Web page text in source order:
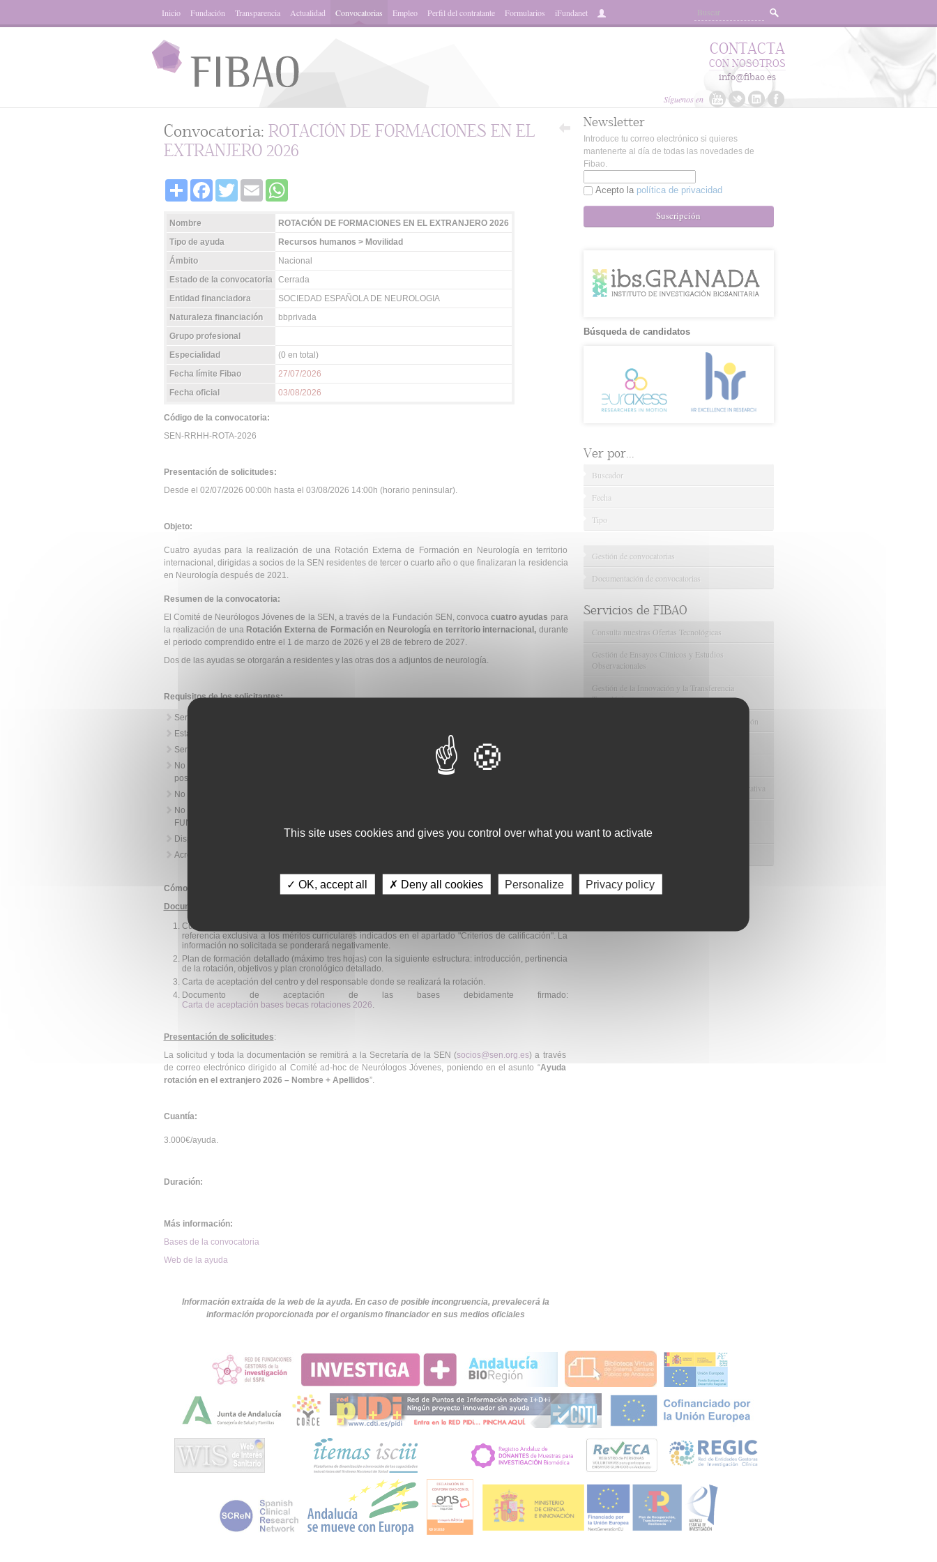
Inicio Fundación Transparencia Actualidad Convocatorias Empleo Perfil del contratante Formularios iFundanet
Síguenos en
CONTACTA
CON NOSOTROS
info@fibao.es
Convocatoria: ROTACIÓN DE FORMACIONES EN EL
EXTRANJERO 2026
Share FacebookTwitter Email
Nombre
ROTACIÓN DE FORMACIONES EN EL EXTRANJERO 2026
Tipo de ayuda
Recursos humanos > Movilidad
Ámbito
Nacional
Estado de la convocatoria
Cerrada
Entidad financiadora
SOCIEDAD ESPAÑOLA DE NEUROLOGIA
Naturaleza financiación
bbprivada
Grupo profesional
Especialidad
(0 en total)
Fecha límite Fibao
27/07/2026
Fecha oficial
03/08/2026
Código de la convocatoria:
SEN-RRHH-ROTA-2026
Presentación de solicitudes:
Desde el 02/07/2026 00:00h hasta el 03/08/2026 14:00h (horario peninsular).
Objeto:
Cuatro ayudas para la realización de una Rotación Externa de Formación en Neurología en territorio
internacional, dirigidas a socios de la SEN residentes de tercer o cuarto año o que finalizaran la residencia
en Neurología después de 2021.
Resumen de la convocatoria:
El Comité de Neurólogos Jóvenes de la SEN, a través de la Fundación SEN, convocacuatro ayudas para
la realización de una Rotación Externa de Formación en Neurología en territorio internacional, durante
el periodo comprendido entre el 1 de marzo de 2026 y el 28 de febrero de 2027.
Dos de las ayudas se otorgarán a residentes y las otras dos a adjuntos de neurología.
Requisitos de los solicitantes:
Ser miembro de la SEN como mínimo desde 2024.
Estar al día en el pago de las cuotas de la asociación.
Ser R3 o R4 de Neurología o haber finalizado la residencia de Neurología después del 2022.
No haber recibido una ayuda o beca, de cualquier tipo, de la SEN o de la FUNDACIÓN SEN con
posterioridad al 1 de enero de 2022.
No ser miembro del Comité ad-hoc de Neurólogos Jóvenes ni de la Junta Directiva de la SEN.
No haber presentado la misma rotación a cualquiera de las ayudas o becas de la SEN o de la
FUNDACIÓN SEN que se encuentren abiertas en el momento de publicación de estas bases.
Disponibilidad y compromiso de dar cumplimiento a la Rotación.
Acreditar la aceptación de la Rotación por el centro receptor.
Cómo se solicita:
Documentación necesaria
Currículum vitae (máximo dos hojas), el cual tendrá que contener los datos personales básicos y
referencia exclusiva a los méritos curriculares indicados en el apartado "Criterios de calificación". La
información no solicitada se ponderará negativamente.
Plan de formación detallado (máximo tres hojas) con la siguiente estructura: introducción, pertinencia
de la rotación, objetivos y plan cronológico detallado.
Carta de aceptación del centro y del responsable donde se realizará la rotación.
Documento de aceptación de las bases debidamente firmado:
Carta de aceptación bases becas rotaciones 2026.
Presentación de solicitudes:
La solicitud y toda la documentación se remitirá a la Secretaría de la SEN (socios@sen.org.es) a través
de correo electrónico dirigido al Comité ad-hoc de Neurólogos Jóvenes, poniendo en el asunto “Ayuda
rotación en el extranjero 2026 – Nombre + Apellidos”.
Cuantía:
3.000€/ayuda.
Duración:
Más información:
Bases de la convocatoria
Web de la ayuda
Información extraída de la web de la ayuda. En caso de posible incongruencia, prevalecerá la
información proporcionada por el organismo financiador en sus medios oficiales
Newsletter
Introduce tu correo electrónico si quieres
mantenerte al día de todas las novedades de
Fibao.
Acepto la política de privacidad
Suscripción
Búsqueda de candidatos
Ver por...
Buscador
Fecha
Tipo
Gestión de convocatorias
Documentación de convocatorias
Servicios de FIBAO
Consulta nuestras Ofertas Tecnológicas
Gestión de Ensayos Clínicos y Estudios
Observacionales
Gestión de la Innovación y la Transferencia
Tecnológica
Gestión de Ayudas y Oportunidad de Financiación
Asesoramiento y Gestión Económica-Administrativa
Comunicación y Promoción de la Investigación
This site uses cookies and gives you control over what you want to activate
✓ OK, accept all ✗ Deny all cookies Personalize Privacy policy